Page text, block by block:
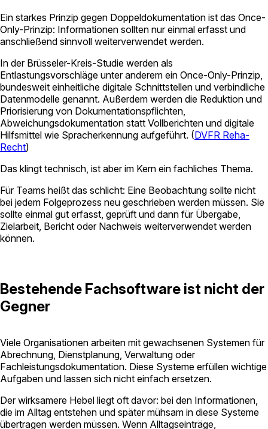
Ein starkes Prinzip gegen Doppeldokumentation ist das Once-
Only-Prinzip: Informationen sollten nur einmal erfasst und
anschließend sinnvoll weiterverwendet werden.
In der Brüsseler-Kreis-Studie werden als
Entlastungsvorschläge unter anderem ein Once-Only-Prinzip,
bundesweit einheitliche digitale Schnittstellen und verbindliche
Datenmodelle genannt. Außerdem werden die Reduktion und
Priorisierung von Dokumentationspflichten,
Abweichungsdokumentation statt Vollberichten und digitale
Hilfsmittel wie Spracherkennung aufgeführt. (DVFR Reha-
Recht)
Das klingt technisch, ist aber im Kern ein fachliches Thema.
Für Teams heißt das schlicht: Eine Beobachtung sollte nicht
bei jedem Folgeprozess neu geschrieben werden müssen. Sie
sollte einmal gut erfasst, geprüft und dann für Übergabe,
Zielarbeit, Bericht oder Nachweis weiterverwendet werden
können.
Bestehende Fachsoftware ist nicht der
Gegner
Viele Organisationen arbeiten mit gewachsenen Systemen für
Abrechnung, Dienstplanung, Verwaltung oder
Fachleistungsdokumentation. Diese Systeme erfüllen wichtige
Aufgaben und lassen sich nicht einfach ersetzen.
Der wirksamere Hebel liegt oft davor: bei den Informationen,
die im Alltag entstehen und später mühsam in diese Systeme
übertragen werden müssen. Wenn Alltagseinträge,